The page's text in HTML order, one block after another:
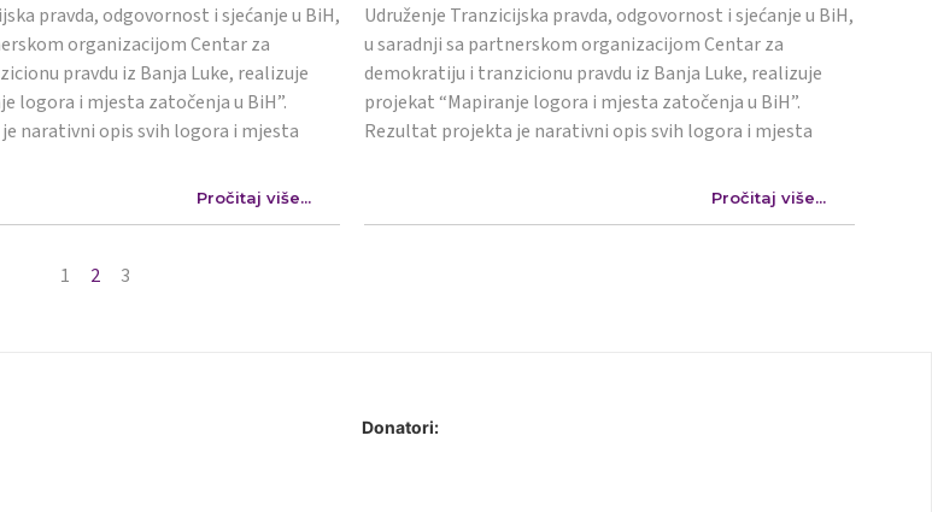
pravda, odgovornost i sjećanje u BiH,
organizacijom Centar za
pravdu iz Banja Luke, realizuje
logora i mjesta zatočenja u BiH”.
narativni opis svih logora i mjesta
Pročitaj više...
Udruženje Tranzicijska pravda, odgovornost i sjećanje u BiH,
u saradnji sa partnerskom organizacijom Centar za
demokratiju i tranzicionu pravdu iz Banja Luke, realizuje
projekat “Mapiranje logora i mjesta zatočenja u BiH”.
Rezultat projekta je narativni opis svih logora i mjesta
Pročitaj više...
1 2 3
Donatori: